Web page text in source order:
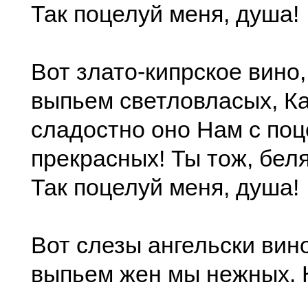
Так поцелуй меня, душа!
Вот злато-кипрское
выпьем светловласыx,
сладостно оно Нам с
прекрасныx! Ты тож,
Так поцелуй меня, душа!
Вот слезы ангельски
выпьем жен мы нежныx.